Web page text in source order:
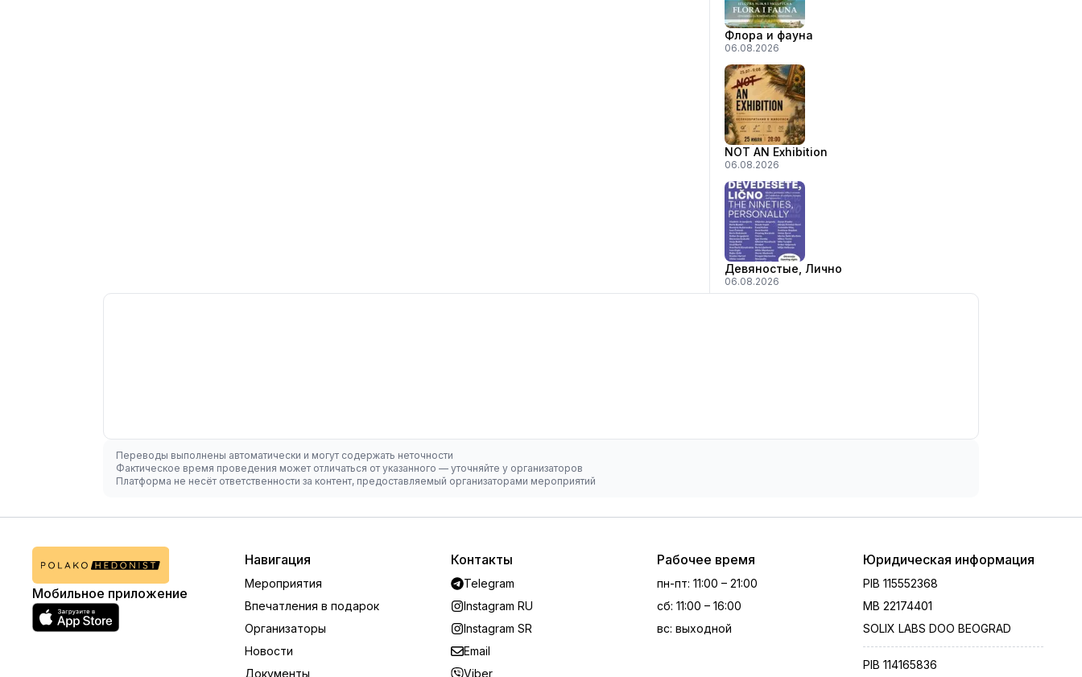
Флора и фауна
06.08.2026
NOT AN Exhibition
06.08.2026
Девяностые, Лично
06.08.2026
Переводы выполнены автоматически и могут содержать неточности
Фактическое время проведения может отличаться от указанного — уточняйте у организаторов
Платформа не несёт ответственности за контент, предоставляемый организаторами мероприятий
Мобильное приложение
Навигация
Мероприятия
Впечатления в подарок
Организаторы
Новости
Документы
Контакты
Telegram
Instagram RU
Instagram SR
Email
Viber
Рабочее время
пн-пт: 11:00 – 21:00
сб: 11:00 – 16:00
вс: выходной
Юридическая информация
PIB 115552368
MB 22174401
SOLIX LABS DOO BEOGRAD
PIB 114165836